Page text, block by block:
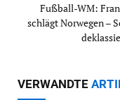
Fußball-WM:
schlägt Norwegen –
VERWANDTE